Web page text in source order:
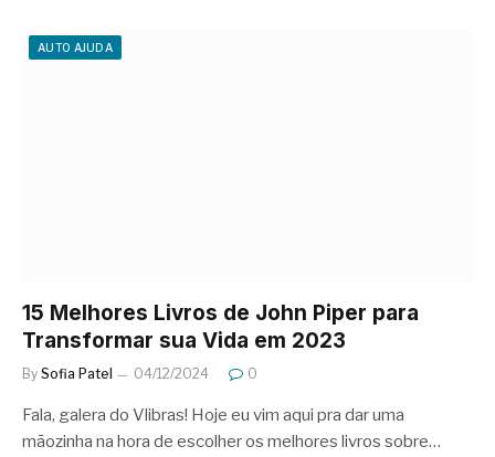
AUTO AJUDA
15 Melhores Livros de John Piper para
Transformar sua Vida em 2023
By Sofia Patel 04/12/2024 0
Fala, galera do Vlibras! Hoje eu vim aqui pra dar uma
mãozinha na hora de escolher os melhores livros sobre…